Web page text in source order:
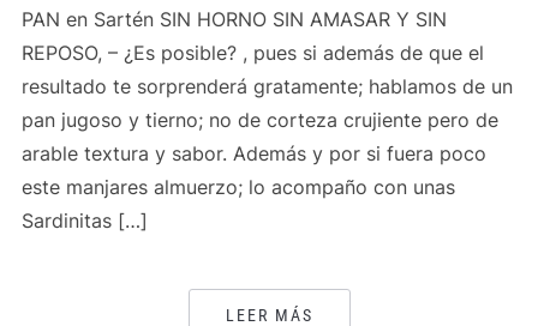
PAN en Sartén SIN HORNO SIN AMASAR Y SIN
REPOSO, – ¿Es posible? , pues si además de que el
resultado te sorprenderá gratamente; hablamos de un
pan jugoso y tierno; no de corteza crujiente pero de
arable textura y sabor. Además y por si fuera poco
este manjares almuerzo; lo acompaño con unas
Sardinitas […]
LEER MÁS